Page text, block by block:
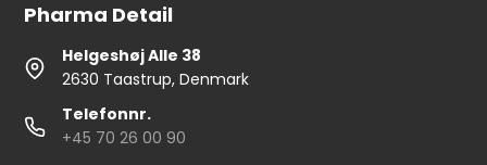
Pharma Detail
Helgeshøj Alle 38
2630 Taastrup, Denmark
Telefonnr.
+45 70 26 00 90